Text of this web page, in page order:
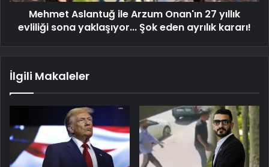
Mehmet Aslantuğ ile Arzum Onan'ın 27 yıllık
evliliği sona yaklaşıyor... Şok eden ayrılık kararı!
İlgili Makaleler